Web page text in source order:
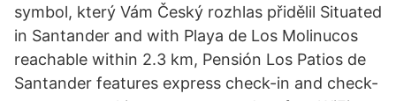
symbol, který Vám Český rozhlas přidělil Situated
in Santander and with Playa de Los Molinucos
reachable within 2.3 km, Pensión Los Patios de
Santander features express check-in and check-